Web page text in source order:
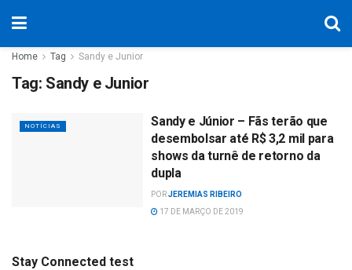
Home Tag Sandy e Junior
Tag: Sandy e Junior
NOTÍCIAS
Sandy e Júnior – Fãs terão que
desembolsar até R$ 3,2 mil para
shows da turnê de retorno da
dupla
PORJEREMIAS RIBEIRO
17 DE MARÇO DE 2019
Stay Connected test